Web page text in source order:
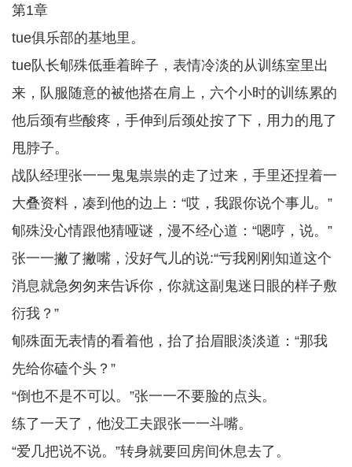
第1章
tue俱乐部的基地里。
tue队长郇殊低垂着眸子，表情冷淡的从训练室里出
来，队服随意的被他搭在肩上，六个小时的训练累的
他后颈有些酸疼，手伸到后颈处按了下，用力的甩了
甩脖子。
战队经理张一一鬼鬼祟祟的走了过来，手里还捏着一
大叠资料，凑到他的边上：“哎，我跟你说个事儿。”
郇殊没心情跟他猜哑谜，漫不经心道：“嗯哼，说。”
张一一撇了撇嘴，没好气儿的说:“亏我刚刚知道这个
消息就急匆匆来告诉你，你就这副鬼迷日眼的样子敷
衍我？”
郇殊面无表情的看着他，抬了抬眉眼淡淡道：“那我
先给你磕个头？”
“倒也不是不可以。”张一一不要脸的点头。
练了一天了，他没工夫跟张一一斗嘴。
“爱几把说不说。”转身就要回房间休息去了。